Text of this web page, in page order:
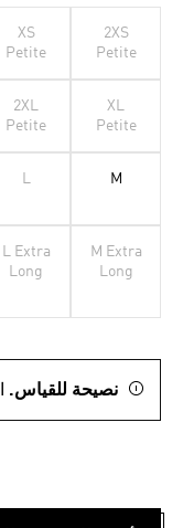
2XS
Petite
XS
Petite
XL
Petite
2XL
Petite
M
L
M Extra
Long
L Extra
Long
نصيحة للقياس.